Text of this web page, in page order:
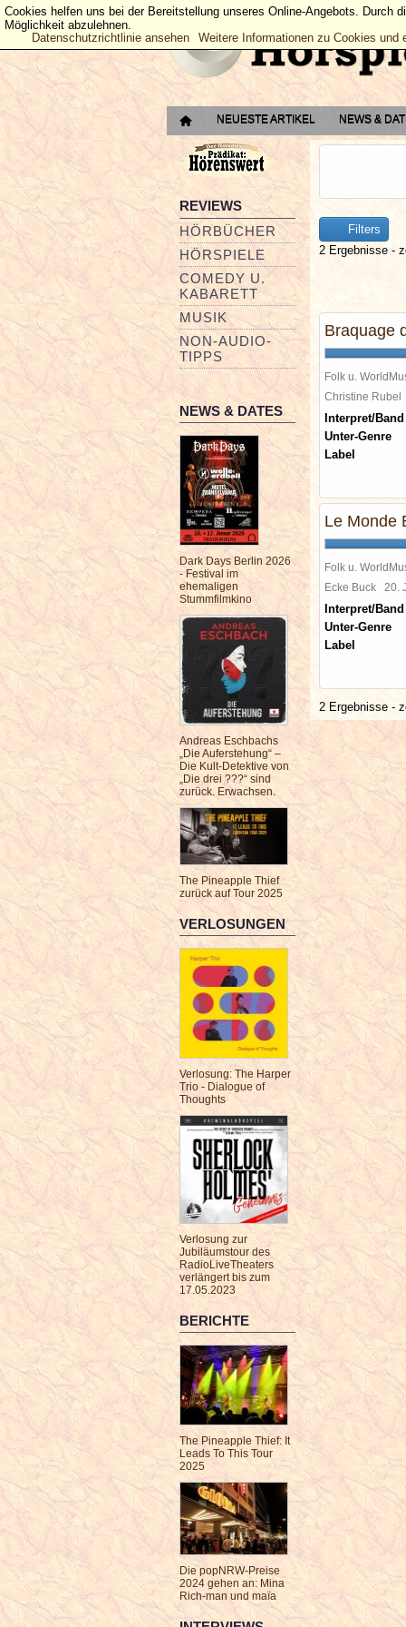
NEUESTE ARTIKEL NEWS &
REVIEWS
HÖRBÜCHER
HÖRSPIELE
COMEDY U.
KABARETT
MUSIK
NON-AUDIO-
TIPPS
NEWS & DATES
Dark Days Berlin 2026
- Festival im
ehemaligen
Stummfilmkino
Andreas Eschbachs
„Die Auferstehung“ –
Die Kult-Detektive von
„Die drei ???“ sind
zurück. Erwachsen.
The Pineapple Thief
zurück auf Tour 2025
VERLOSUNGEN
Verlosung: The Harper
Trio - Dialogue of
Thoughts
Verlosung zur
Jubiläumstour des
RadioLiveTheaters
verlängert bis zum
17.05.2023
BERICHTE
The Pineapple Thief: It
Leads To This Tour
2025
Die popNRW-Preise
2024 gehen an: Mina
Rich-man und maïa
Filters
2 Ergebnisse -
Braquage
Folk u.
Christine
Interpret/Band
Unter-Genre
Label
Le Monde
Folk u.
Ecke Buck 20.
Interpret/Band
Unter-Genre
Label
2 Ergebnisse -
Cookies helfen uns bei der Bereitstellung unseres Online-Angebots.
Möglichkeit abzulehnen.
Datenschutzrichtlinie ansehen
Weitere Informationen zu Cookies und